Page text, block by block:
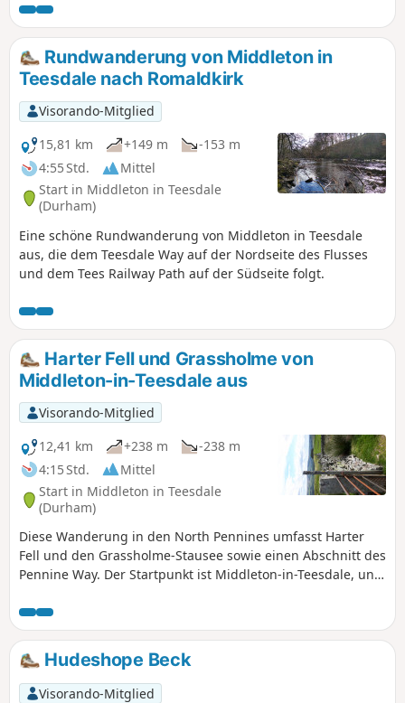
herabstürzenden Wasserfälle bietet. Sie erhaschen einen
Blick auf die königliche Residenz Holwick Hall und die
beeindruckende Felsformation Holwick Scar, bevor Sie sich
auf die offenen Moore begeben, um von Teesdale nach
Lunedale aufzusteigen, kehren jedoch schnell nach
Teesdale zurück, um den Abstieg in Richtung Middleton in
Teesdale anzutreten. Der Rest dieser interessanten
Wanderung folgt dem Fluss Tees flussaufwärts zurück nach
Low Force über den gut ausgeschilderten Pennine Way.
Rundwanderung von Middleton in
Teesdale nach Romaldkirk
Visorando-Mitglied
15,81 km
+149 m
-153 m
4:55 Std.
Mittel
Start in Middleton in Teesdale
(Durham)
Eine schöne Rundwanderung von Middleton in Teesdale
aus, die dem Teesdale Way auf der Nordseite des Flusses
und dem Tees Railway Path auf der Südseite folgt.
Harter Fell und Grassholme von
Middleton-in-Teesdale aus
Visorando-Mitglied
12,41 km
+238 m
-238 m
4:15 Std.
Mittel
Start in Middleton in Teesdale
(Durham)
Diese Wanderung in den North Pennines umfasst Harter
Fell und den Grassholme-Stausee sowie einen Abschnitt des
Pennine Way. Der Startpunkt ist Middleton-in-Teesdale, und
Nach dem Abstieg ins Lune-Tal führt die Wanderung weiter
entlang des Grassholme-Stausees, bevor ein Abschnitt der
alten Eisenbahnstrecke zurück zum Startpunkt genutzt
wird.Hudeshope Beck
Visorando-Mitglied